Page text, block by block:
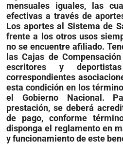
mensuales iguales, las
efectivas a través de
Los aportes al Sistema de
frente a los otros usos
no se encuentre afiliado.
las Cajas de
escritores y
correspondientes
esta condición en los
el Gobierno Nacional.
prestación, se deberá
de pago, conforme
disponga el reglamento en
y funcionamiento de este